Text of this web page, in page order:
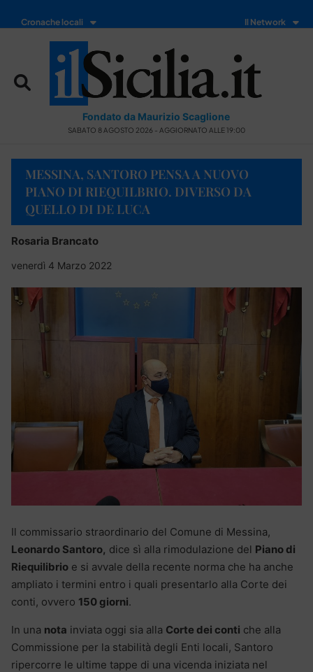
Cronache locali Il Network
Fondato da Maurizio Scaglione
SABATO 8 AGOSTO 2026 - AGGIORNATO ALLE 19:00
MESSINA, SANTORO PENSA A NUOVO
PIANO DI RIEQUILBRIO. DIVERSO DA
QUELLO DI DE LUCA
Rosaria Brancato
venerdì 4 Marzo 2022
Il commissario straordinario del Comune di Messina,
Leonardo Santoro, dice sì alla rimodulazione del Piano di
Riequilibrio e si avvale della recente norma che ha anche
ampliato i termini entro i quali presentarlo alla Corte dei
conti, ovvero 150 giorni.
In una nota inviata oggi sia alla Corte dei conti che alla
Commissione per la stabilità degli Enti locali, Santoro
ripercorre le ultime tappe di una vicenda iniziata nel